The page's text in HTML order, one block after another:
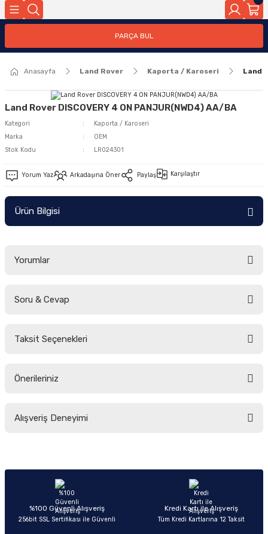
PARÇA BUL
Anasayfa Land Rover Kaporta / Karoseri Land
Land Rover DISCOVERY 4 ON PANJUR(NWD4) AA/BA
Kategori
Kaporta / Karoseri
Marka
OEM
Stok Kodu
LR024301
Yorum Yaz Arkadaşına Öner Paylaş Karşılaştır
Ürün Bilgisi
Yorumlar
Soru & Cevap
Taksit Seçenekleri
Önerileriniz
yetersiz gördüğünüz noktaları öneri formunu kullanarak tarafımıza
Ürün açıklamasında eksik bilgiler bulunuyor.
Ürün bilgilerinde hatalar bulunuyor.
Ürün fiyatı diğer sitelerden daha pahalı.
Alışveriş Deneyimi
Sitemize ilk yorumu siz yapın!
%100 Güvenli Alışveriş
256bit SSL Sertifikası ile Güvenli
Kredi Kartı ile Alışveriş
Tüm Kredi Kartlarına 12 Taksit